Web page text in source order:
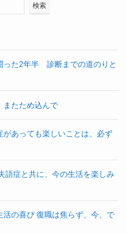
検索
った2年半 診断までの道のりと
またため込んで
があっても楽しいことは、必ず
語症と共に、今の生活を楽しみ
の喜び 復職は焦らず、今、で